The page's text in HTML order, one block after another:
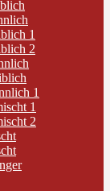
1
2
1
1
2